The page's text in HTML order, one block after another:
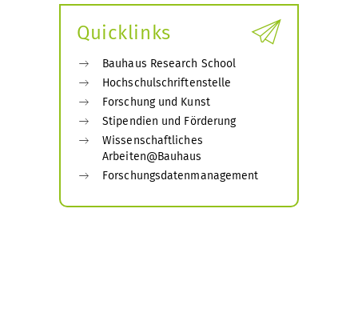
Quicklinks
Bauhaus Research School
Hochschulschriftenstelle
Forschung und Kunst
Stipendien und Förderung
Wissenschaftliches
Arbeiten@Bauhaus
Forschungsdatenmanagement